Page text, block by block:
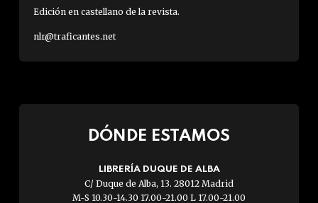
Edición en castellano de la revista.
nlr@traficantes.net
DÓNDE ESTAMOS
LIBRERÍA DUQUE DE ALBA
C/ Duque de Alba, 13. 28012 Madrid
M-S 10.30-14.30 17.00-21.00 L 17.00-21.00